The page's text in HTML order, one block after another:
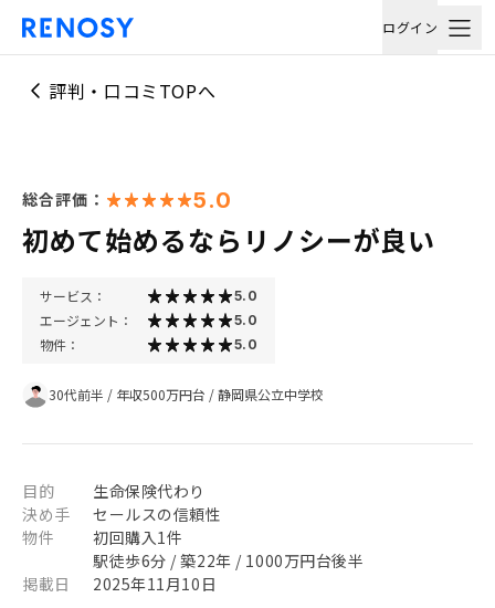
ログイン
評判・口コミTOPへ
総合評価： 5.0
初めて始めるならリノシーが良い
サービス： 5.0
エージェント： 5.0
物件： 5.0
30代前半 / 年収500万円台 /静岡県公立中学校
目的
生命保険代わり
決め手
セールスの信頼性
物件
初回購入1件
駅徒歩6分 / 築22年 / 1000万円台後半
掲載日
2025年11月10日